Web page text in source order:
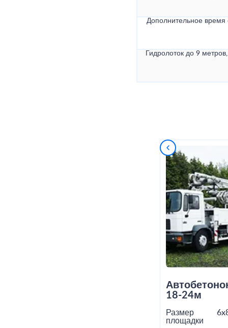
Дополнительное
Гидролоток до 9
18-24м
Размер
площадки